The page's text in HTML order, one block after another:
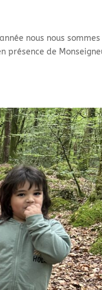
nous nous sommes
présence de